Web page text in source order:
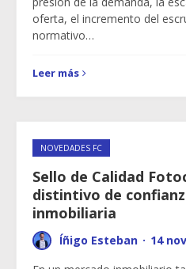
oferta, el incremento del
normativo…
Leer más
NOVEDADES FC
Sello de Calidad
distintivo de
inmobiliaria
Íñigo Esteban · 14